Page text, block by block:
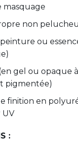
masquage
non
ou
en gel ou opaque
pigmentée)
finition en
UV
: